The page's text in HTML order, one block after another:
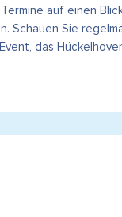
auf einen
Schauen Sie
das